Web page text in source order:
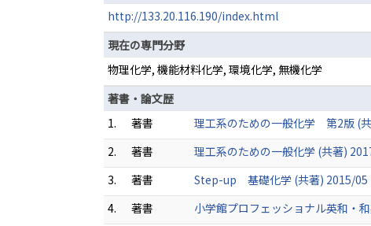
http://133.20.116.190/index.html
現在の専門分野
物理化学, 機能材料化学, 環境化学, 無機化学
著書・論文歴
1.
著書
理工系のための一般化学 第2版 (
2.
著書
理工系のための一般化学 (共著)
3.
著書
Step-up 基礎化学 (共著) 2015/05
4.
著書
小学館プロフェッショナル英和・